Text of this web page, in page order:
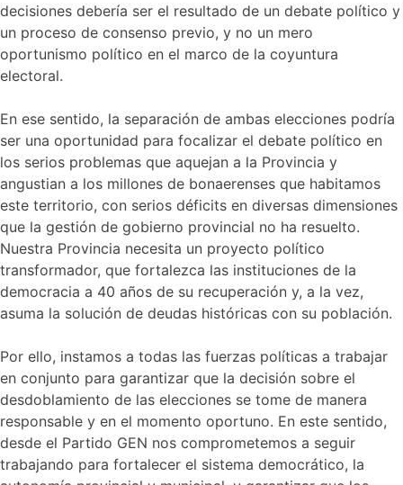
decisiones debería ser el resultado de un debate político y
un proceso de consenso previo, y no un mero
oportunismo político en el marco de la coyuntura
electoral.
En ese sentido, la separación de ambas elecciones podría
ser una oportunidad para focalizar el debate político en
los serios problemas que aquejan a la Provincia y
angustian a los millones de bonaerenses que habitamos
este territorio, con serios déficits en diversas dimensiones
que la gestión de gobierno provincial no ha resuelto.
Nuestra Provincia necesita un proyecto político
transformador, que fortalezca las instituciones de la
democracia a 40 años de su recuperación y, a la vez,
asuma la solución de deudas históricas con su población.
Por ello, instamos a todas las fuerzas políticas a trabajar
en conjunto para garantizar que la decisión sobre el
desdoblamiento de las elecciones se tome de manera
responsable y en el momento oportuno. En este sentido,
desde el Partido GEN nos comprometemos a seguir
trabajando para fortalecer el sistema democrático, la